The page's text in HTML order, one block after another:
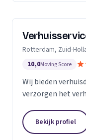
Rotterdam, Zuid-
10,0Moving Score
Wij bieden
verzorgen het
Bekijk profiel